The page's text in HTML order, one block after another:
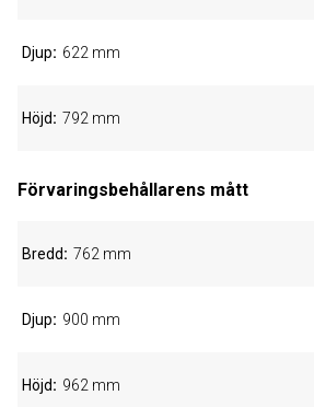
Djup 622 mm
Höjd 792 mm
Förvaringsbehållarens mått
Bredd 762 mm
Djup 900 mm
Höjd 962 mm